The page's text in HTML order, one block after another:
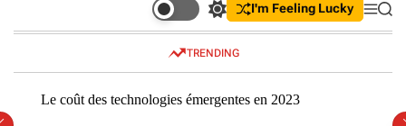
S
w
t
c
h
c
I'm Feeling Lucky
M
e
S
e
c
TRENDING
Le coût des technologies émergentes en 2023